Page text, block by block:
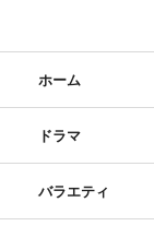
ホーム
ドラマ
バラエティ